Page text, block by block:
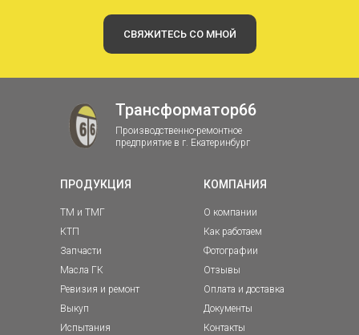
СВЯЖИТЕСЬ СО МНОЙ
Трансформатор66
Производственно-ремонтное
предприятие в г. Екатеринбург
ПРОДУКЦИЯ КОМПАНИЯ
О компании
Как работаем
Фотографии
Отзывы
Оплата и доставка
Документы
Контакты
ТМ и ТМГ
КТП
Запчасти
Масла ГК
Ревизия и ремонт
Выкуп
Испытания